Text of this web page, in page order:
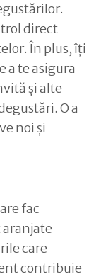
direct
În plus, îți
a te asigura
și alte
O a
noi și
fac
aranjate
care
contribuie